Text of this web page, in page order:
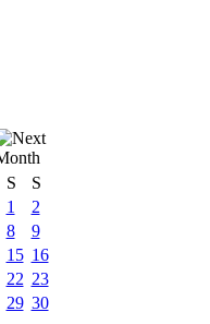
S
S
1
2
8
9
15 16
22 23
29 30